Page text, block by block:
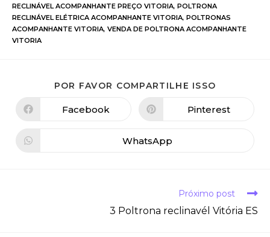
RECLINÁVEL ACOMPANHANTE PREÇO VITORIA, POLTRONA
RECLINÁVEL ELÉTRICA ACOMPANHANTE VITORIA, POLTRONAS
ACOMPANHANTE VITORIA, VENDA DE POLTRONA ACOMPANHANTE
VITORIA
POR FAVOR COMPARTILHE ISSO
Facebook Pinterest
WhatsApp
Próximo post
3 Poltrona reclinavél Vitória ES